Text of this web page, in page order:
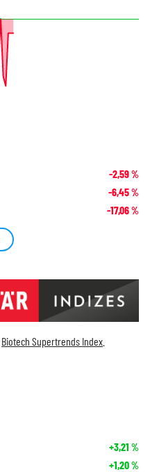
-2,59%
-6,45%
-17,06%
Biotech Supertrends Index
+3,21 %
+1,20%